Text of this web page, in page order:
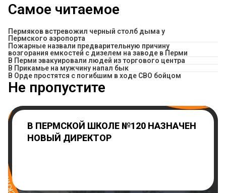
Самое читаемое
Пермяков встревожил черный столб дыма у
Пермского аэропорта
Пожарные назвали предварительную причину
возгорания емкостей с дизелем на заводе в Перми
В Перми эвакуировали людей из торгового центра
​В Прикамье на мужчину напал бык
В Орде простятся с погибшим в ходе СВО бойцом
Не пропустите
В ПЕРМСКОЙ ШКОЛЕ №120 НАЗНАЧЕН
НОВЫЙ ДИРЕКТОР